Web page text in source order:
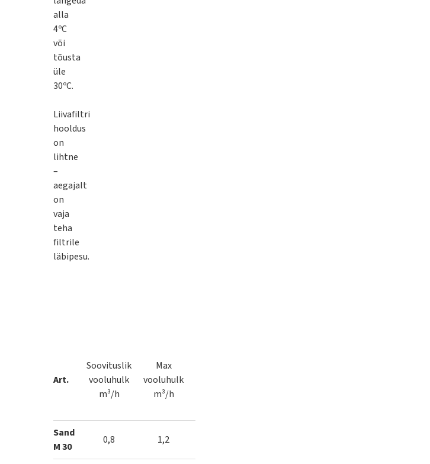
alla
4ºC
või
tõusta
üle
30ºC.
Liivafiltri
hooldus
on
lihtne
–
aegajalt
on
vaja
teha
filtrile
läbipesu.
Art.
Soovituslik
vooluhulk
m³/h
Max
vooluhulk
m³/h
Sand
M 30
0,8 1,2